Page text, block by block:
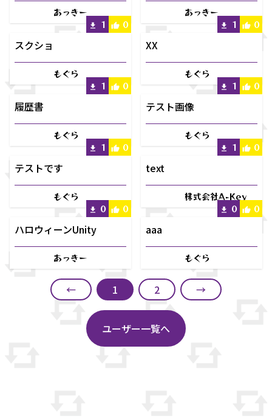
あっきー
あっきー
1
0
スクショ
もぐら
1 0
XX
もぐら
1
0
履歴書
もぐら
1 0
テスト画像
もぐら
1
0
テストです
もぐら
1 0
text
株式会社A-Key
0
0
ハロウィーンUnity
あっきー
0 0
aaa
もぐら
← 1 2 →
ユーザー一覧へ